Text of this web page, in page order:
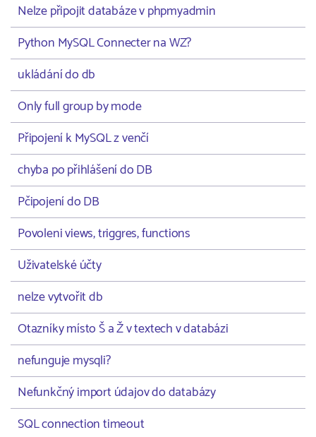
Nelze připojit databáze v phpmyadmin
Python MySQL Connecter na WZ?
ukládání do db
Only full group by mode
Připojení k MySQL z venčí
chyba po přihlášení do DB
Pčipojení do DB
Povoleni views, triggres, functions
Uživatelské účty
nelze vytvořit db
Otazníky místo Š a Ž v textech v databázi
nefunguje mysqli?
Nefunkčný import údajov do databázy
SQL connection timeout